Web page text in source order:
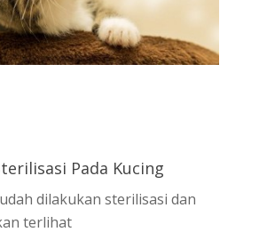
Pada Kucing
dilakukan sterilisasi dan
terlihat